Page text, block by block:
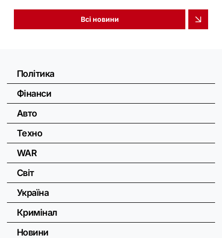
Всі новини
Політика
Фінанси
Авто
Техно
WAR
Світ
Україна
Кримінал
Новини